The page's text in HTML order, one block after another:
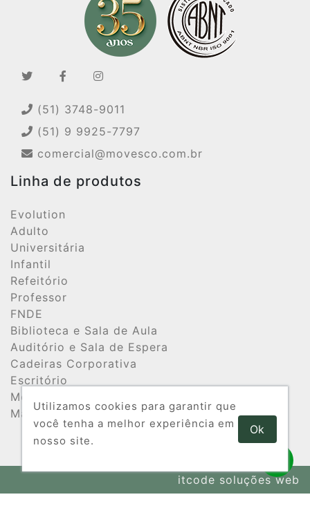
Utilizamos cookies para garantir que
você tenha a melhor experiência em
nosso site.
Ok
(51) 3748-9011
(51) 9 9925-7797
comercial@movesco.com.br
Linha de produtos
Evolution
Adulto
Universitária
Infantil
Refeitório
Professor
FNDE
Biblioteca e Sala de Aula
Auditório e Sala de Espera
Cadeiras Corporativa
Escritório
Móveis de Aço
Maternal
itcode soluções web